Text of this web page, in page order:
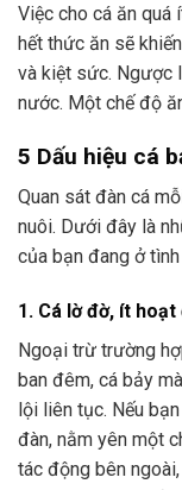
Việc cho cá ăn quá
hết thức ăn sẽ
và kiệt sức. Ngược
nước. Một chế độ
5 Dấu hiệu cá
Quan sát đàn cá
nuôi. Dưới đây là
của bạn đang ở
1. Cá lờ đờ, ít hoạt
Ngoại trừ trường
ban đêm, cá bảy
lội liên tục. Nếu
đàn, nằm yên một
tác động bên